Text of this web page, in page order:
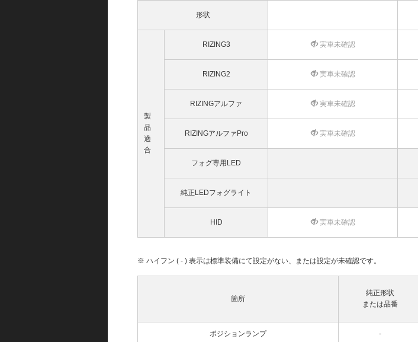
形状
製
品
適
合
RIZING3 実車未確認
RIZING2 実車未確認
RIZINGアルファ 実車未確認
RIZINGアルファPro 実車未確認
フォグ専用LED
純正LEDフォグライト
HID 実車未確認
※ ハイフン ( - ) 表示は標準装備にて設定がない、または設定が未確認です。
箇所
純正形状
または品番
ポジションランプ -